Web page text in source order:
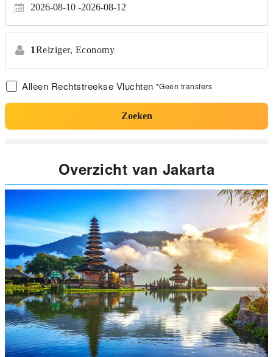
2026-08-10 2026-08-12
1Reiziger, Economy
Alleen Rechtstreekse Vluchten *Geen transfers
Zoeken
Overzicht van Jakarta